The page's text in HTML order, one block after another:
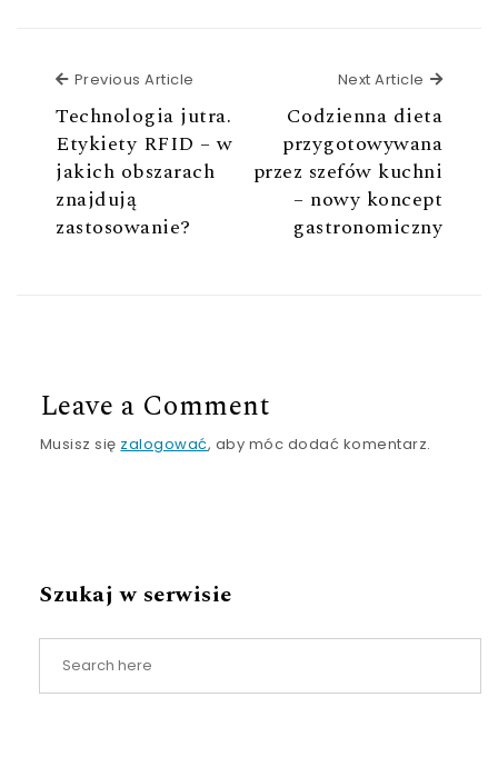
Previous Article
Technologia jutra.
Etykiety RFID – w
jakich obszarach
znajdują
zastosowanie?
Next Article Next
Codzienna dieta
przygotowywana
przez szefów kuchni
– nowy koncept
gastronomiczny
Leave a Comment
Musisz się zalogować, aby móc dodać komentarz.
Szukaj w serwisie